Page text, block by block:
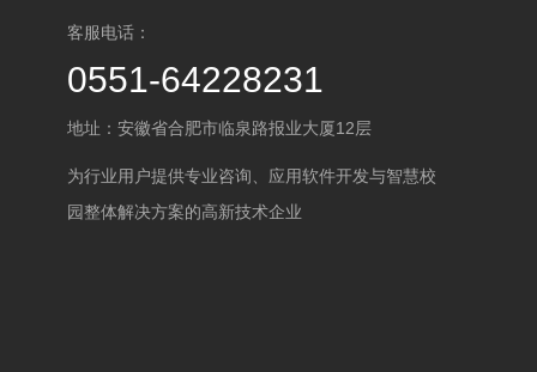
客服电话：
0551-64228231
地址：安徽省合肥市临泉路报业大厦12层
为行业用户提供专业咨询、应用软件开发与智慧校
园整体解决方案的高新技术企业